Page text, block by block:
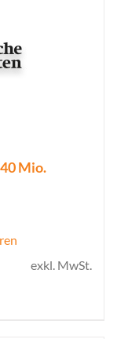
Mio.
exkl. MwSt.